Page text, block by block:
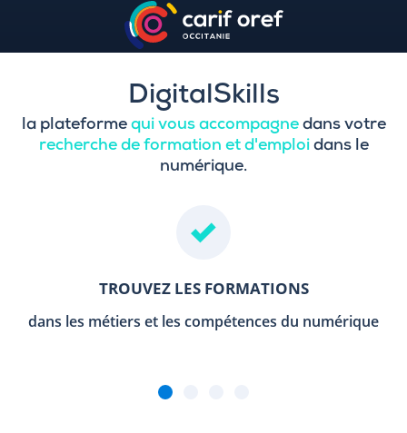
DigitalSkills
la plateforme qui vous accompagnedans votre
recherche de formation et d'emploi dans le
numérique.
TROUVEZ LES FORMATIONS
dans les métiers et les compétences du numérique